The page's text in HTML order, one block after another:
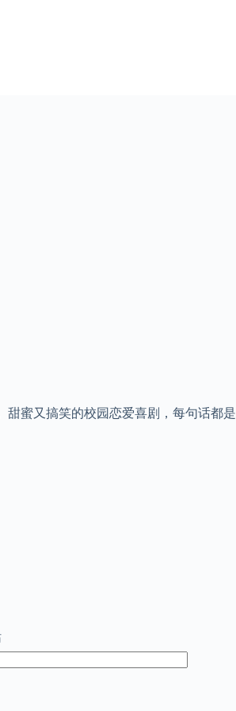
蜜又搞笑的校园恋爱喜剧，每句话都